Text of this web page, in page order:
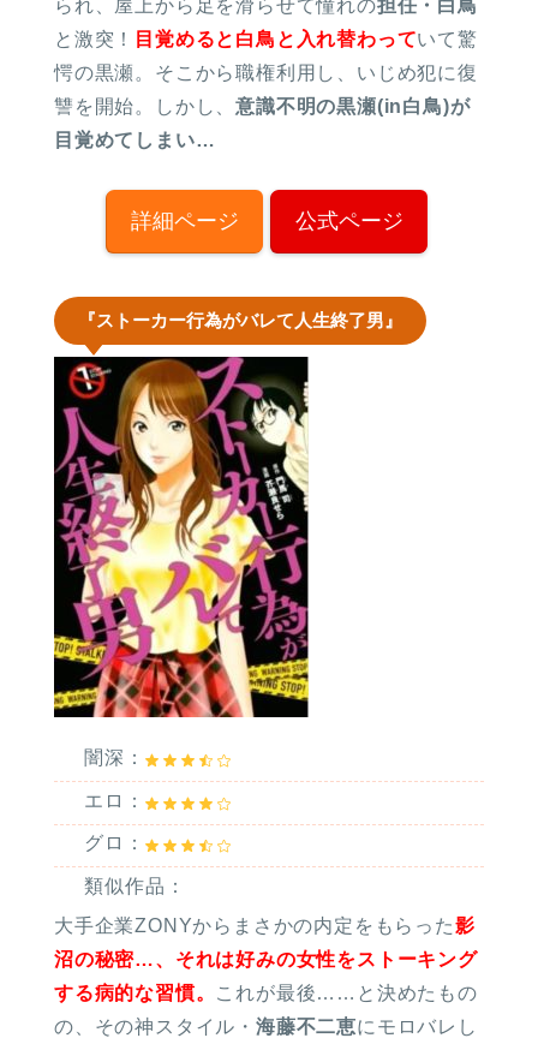
られ、屋上から足を滑らせて憧れの担任・白鳥
と激突！
目覚めると白鳥と入れ替わっていて驚
愕の黒瀬。そこから職権利用し、いじめ犯に復
讐を開始。しかし、意識不明の黒瀬(in白鳥)が
目覚めてしまい…
詳細ページ 公式ページ
『ストーカー行為がバレて人生終了男』
闇深：
エロ：
グロ：
類似作品：
大手企業ZONYからまさかの内定をもらった影
沼の秘密…、それは好みの女性をストーキング
する病的な習慣。 これが最後……と決めたもの
の、その神スタイル・ 海藤不二恵にモロバレし